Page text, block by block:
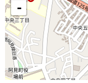
-